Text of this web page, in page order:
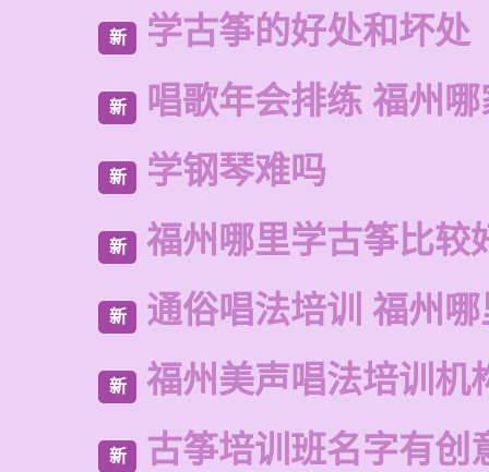
新 学古筝的好处和坏处
新 唱歌年会排练 福州
新 学钢琴难吗
新 福州哪里学古筝比较
新 通俗唱法培训 福州
新 福州美声唱法培训机
新 古筝培训班名字有创